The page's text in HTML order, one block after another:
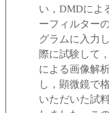
い，DMDによ
ーフィルター
グラムに入力
際に試験して
による画像解
し，顕微鏡で
いただいた試